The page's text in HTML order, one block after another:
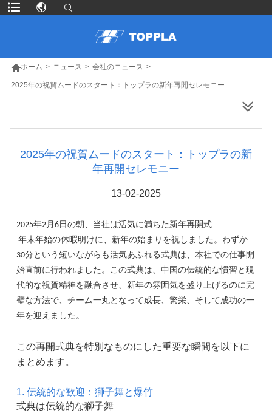
ホーム > ニュース > 会社のニュース >
2025年の祝賀ムードのスタート：トップラの新年再開セレモニー
2025年の祝賀ムードのスタート：トップラの新
年再開セレモニー
13-02-2025
2025年2月6日の朝、当社は活気に満ちた 新年再開式
年末年始の休暇明けに、新年の始まりを祝しました。わずか
30分という短いながらも活気あふれる式典は、本社での仕事開
始直前に行われました。この式典は、中国の伝統的な慣習と現
代的な祝賀精神を融合させ、新年の雰囲気を盛り上げるのに完
璧な方法で、チーム一丸となって成長、繁栄、そして成功の一
年を迎えました。
この再開式典を特別なものにした重要な瞬間を以下に
まとめます。
1. 伝統的な歓迎：獅子舞と爆竹
式典は伝統的な獅子舞